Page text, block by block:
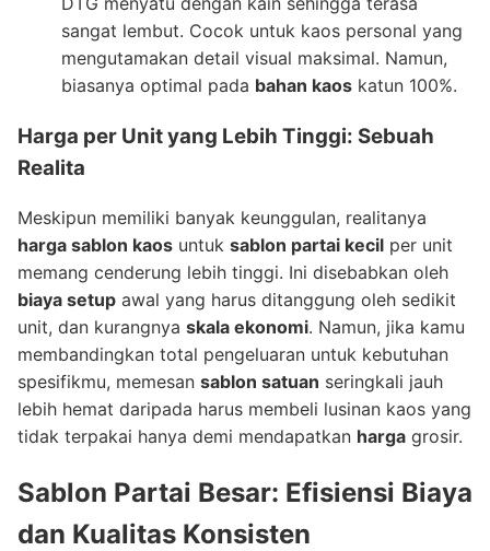
sangat lembut. Cocok untuk kaos personal yang
mengutamakan detail visual maksimal. Namun,
biasanya optimal pada bahan kaos katun 100%.
Harga per Unit yang Lebih Tinggi: Sebuah
Realita
Meskipun memiliki banyak keunggulan, realitanya
harga sablon kaos untuk sablon partai kecil per unit
memang cenderung lebih tinggi. Ini disebabkan oleh
biaya setup awal yang harus ditanggung oleh sedikit
unit, dan kurangnya skala ekonomi. Namun, jika kamu
membandingkan total pengeluaran untuk kebutuhan
spesifikmu, memesan sablon satuan seringkali jauh
lebih hemat daripada harus membeli lusinan kaos yang
tidak terpakai hanya demi mendapatkan harga grosir.
Sablon Partai Besar: Efisiensi Biaya
dan Kualitas Konsisten